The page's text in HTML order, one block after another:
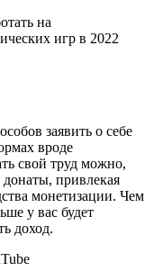
заявить о себе
вроде
свой труд можно,
привлекая
монетизации. Чем
у вас будет
доход.